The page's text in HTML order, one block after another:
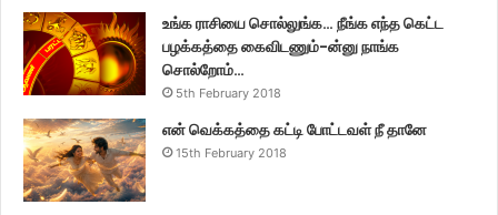
உங்க ராசியை சொல்லுங்க… நீங்க எந்த கெட்ட
பழக்கத்தை கைவிடணும்-ன்னு நாங்க
சொல்றோம்…
5th February 2018
என் வெக்கத்தை கட்டி போட்டவள் நீ தானே
15th February 2018